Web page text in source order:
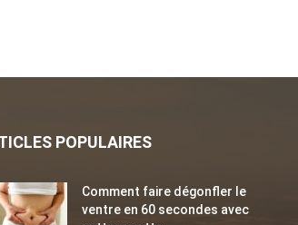
POPULAIRES
Comment faire dégonfler le
ventre en 60 secondes avec